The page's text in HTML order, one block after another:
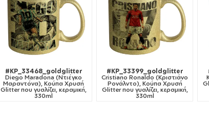
#KP_33468_goldglitter
Diego Maradona (Ντιέγκο
Μαραντόνα), Κούπα Χρυσή
Glitter που γυαλίζει, κεραμική,
330ml
#KP_33399_goldglitter
Cristiano Ronaldo (Κριστιάνο
Ρονάλντο), Κούπα Χρυσή
Glitter που γυαλίζει, κεραμική,
330ml